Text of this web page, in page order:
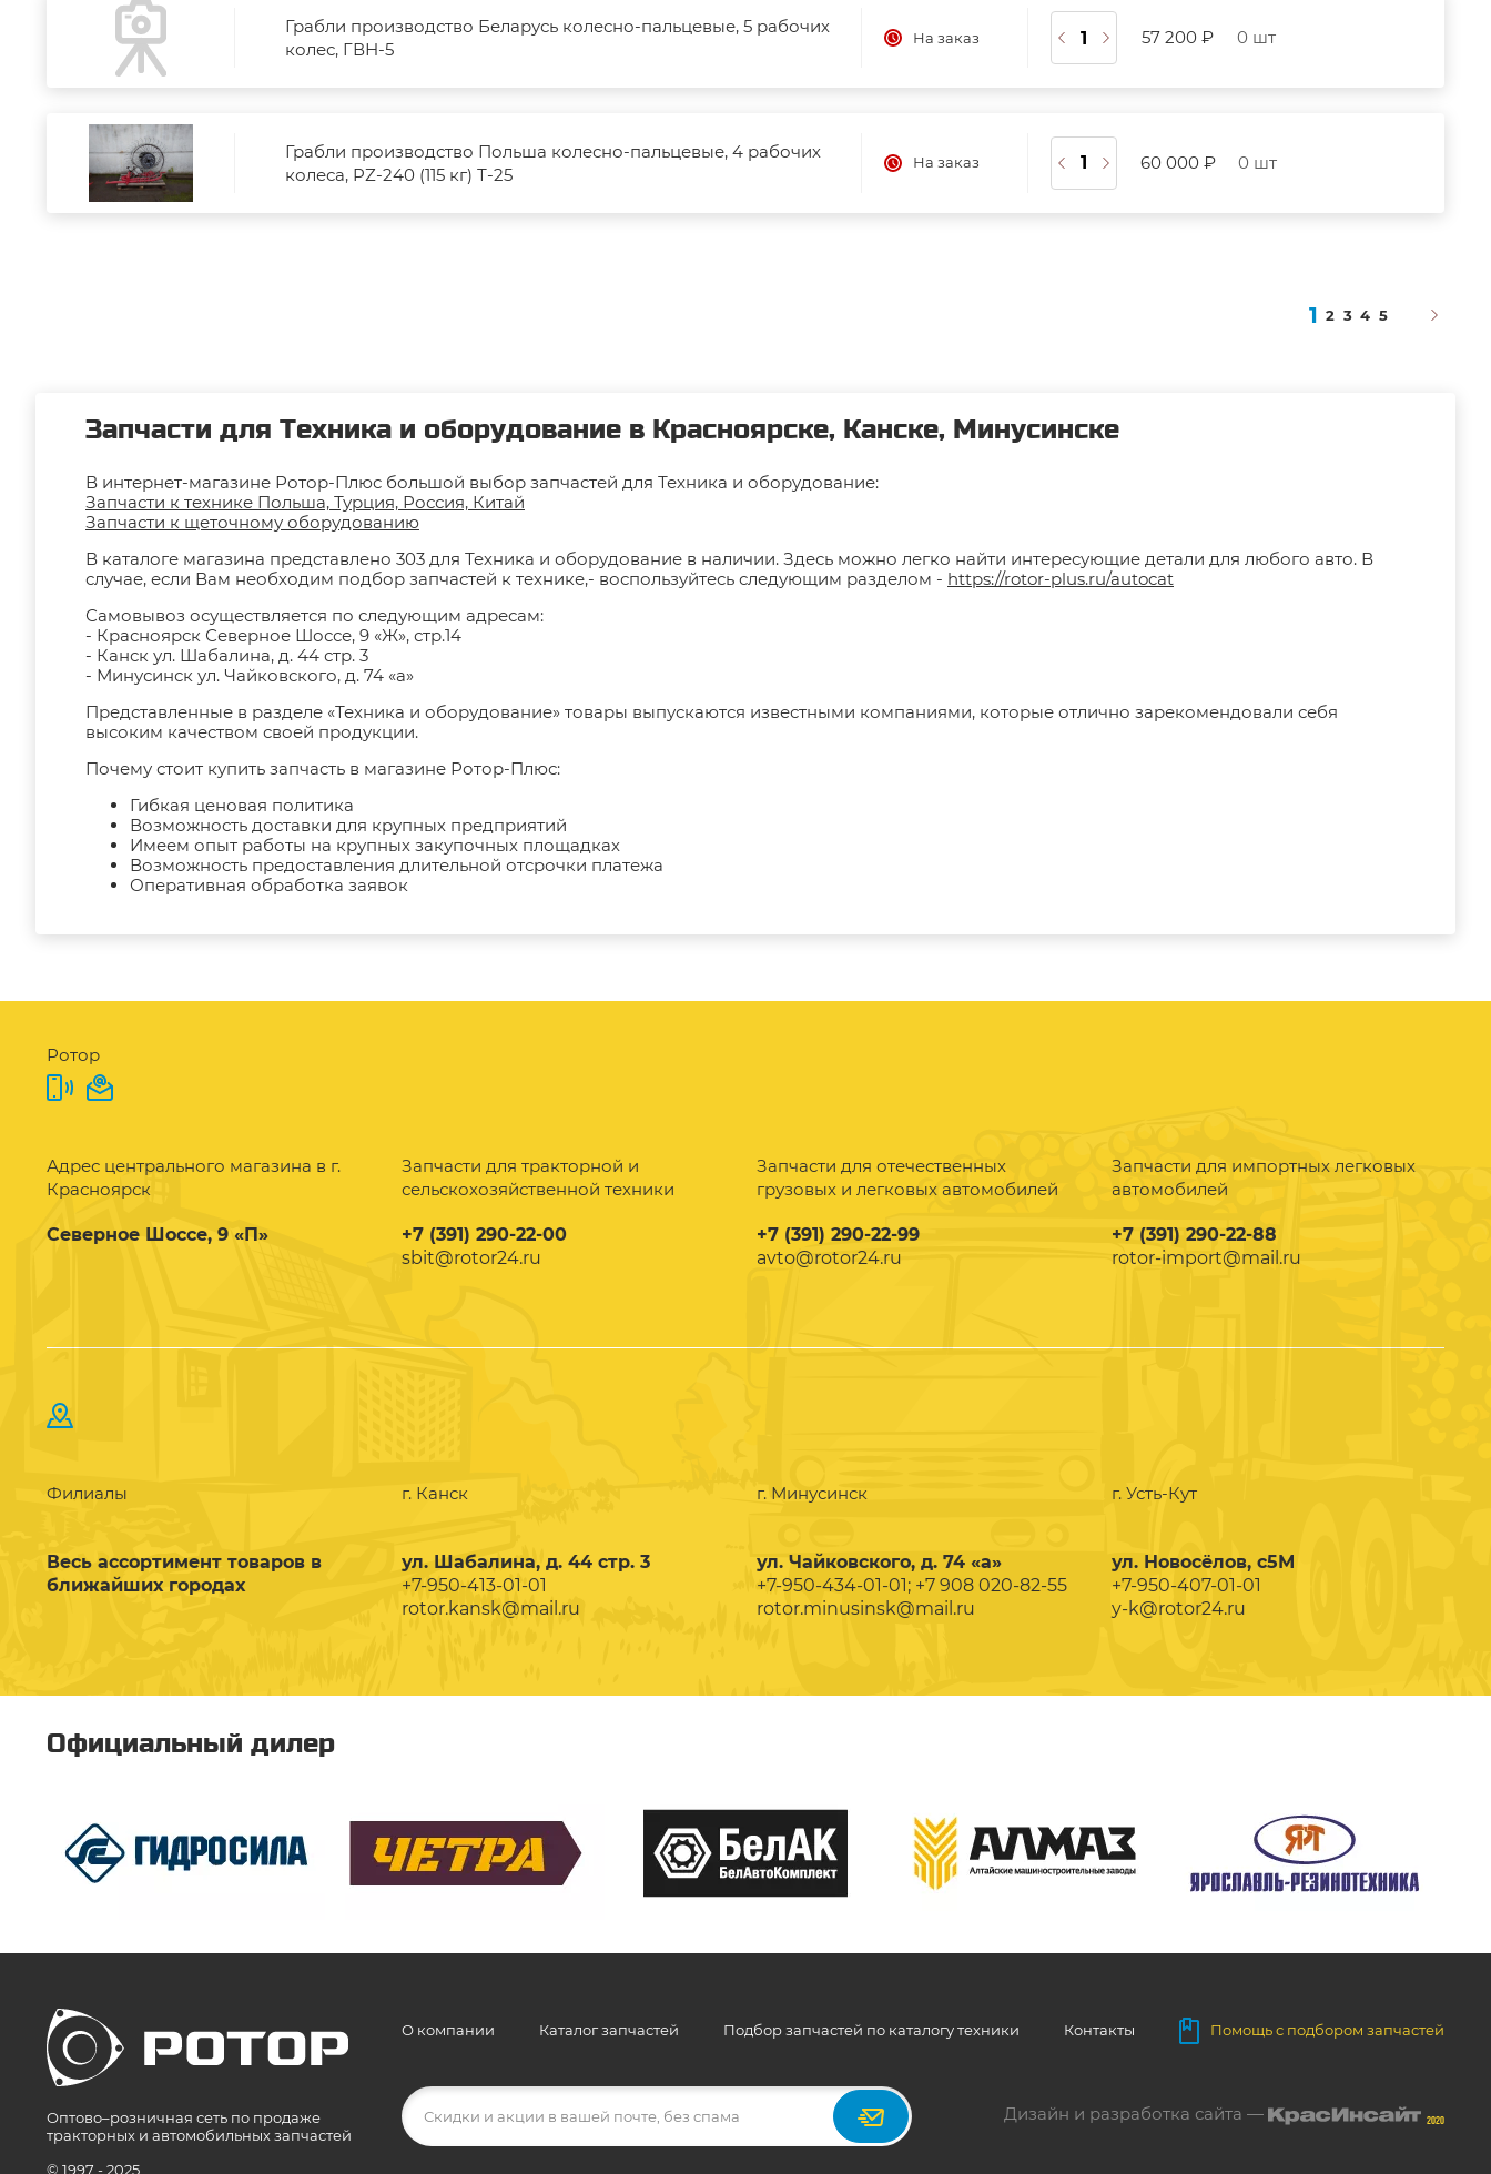
Грабли производство Беларусь колесно-пальцевые, 5 рабочих
колес, ГВН-5
На заказ 57 200 ₽ 0 шт
Грабли производство Польша колесно-пальцевые, 4 рабочих
колеса, PZ-240 (115 кг) Т-25
На заказ 60 000 ₽ 0 шт
1 2 3 4 5
Запчасти для Техника и оборудование в Красноярске, Канске, Минусинске
В интернет-магазине Ротор-Плюс большой выбор запчастей для Техника и оборудование:
Запчасти к технике Польша, Турция, Россия, Китай
Запчасти к щеточному оборудованию
В каталоге магазина представлено 303 для Техника и оборудование в наличии. Здесь можно легко найти интересующие детали для любого авто. В
случае, если Вам необходим подбор запчастей к технике,- воспользуйтесь следующим разделом - https://rotor-plus.ru/autocat
Самовывоз осуществляется по следующим адресам:
- Красноярск Северное Шоссе, 9 «Ж», стр.14
- Канск ул. Шабалина, д. 44 стр. 3
- Минусинск ул. Чайковского, д. 74 «а»
Представленные в разделе «Техника и оборудование» товары выпускаются известными компаниями, которые отлично зарекомендовали себя
высоким качеством своей продукции.
Почему стоит купить запчасть в магазине Ротор-Плюс:
Гибкая ценовая политика
Возможность доставки для крупных предприятий
Имеем опыт работы на крупных закупочных площадках
Возможность предоставления длительной отсрочки платежа
Оперативная обработка заявок
Ротор
Адрес центрального магазина в г.
Красноярск
Северное Шоссе, 9 «П»
Запчасти для тракторной и
сельскохозяйственной техники
+7 (391) 290-22-00
sbit@rotor24.ru
Запчасти для отечественных
грузовых и легковых автомобилей
+7 (391) 290-22-99
avto@rotor24.ru
Запчасти для импортных легковых
автомобилей
+7 (391) 290-22-88
rotor-import@mail.ru
Филиалы
Весь ассортимент товаров в
ближайших городах
г. Канск
ул. Шабалина, д. 44 стр. 3
+7-950-413-01-01
rotor.kansk@mail.ru
г. Минусинск
ул. Чайковского, д. 74 «а»
+7-950-434-01-01; +7 908 020-82-55
rotor.minusinsk@mail.ru
г. Усть-Кут
ул. Новосёлов, с5М
+7-950-407-01-01
y-k@rotor24.ru
Официальный дилер
Оптово–розничная сеть по продаже
тракторных и автомобильных запчастей
© 1997 - 2025
О компании Каталог запчастей Подбор запчастей по каталогу техники Контакты Помощь с подбором запчастей
Дизайн и разработка сайта — 2020